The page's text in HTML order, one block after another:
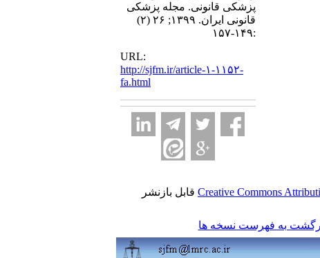
پزشکی قانونی. مجله پزشکی
قانونی ایران. ۱۳۹۹; ۲۶ (۲)
:۱۴۹-۱۵۷
URL:
http://sjfm.ir/article-۱-۱۱۵۲-
fa.html
Creative Commons قابل بازنشر
به فهرست نسخه ها